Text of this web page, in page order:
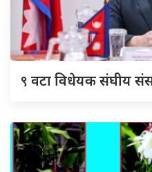
९ वटा विधेयक संघीय